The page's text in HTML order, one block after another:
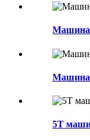
Машина
Машина
5T